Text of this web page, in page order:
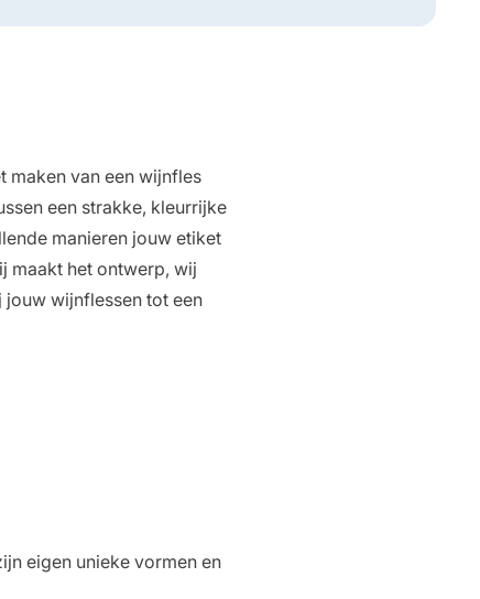
maken van een wijnfles
een strakke, kleurrijke
manieren jouw etiket
maakt het ontwerp, wij
wijnflessen tot een
eigen unieke vormen en